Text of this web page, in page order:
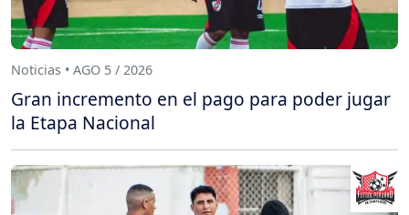
Noticias • AGO 5 / 2026
Gran incremento en el pago para poder jugar
la Etapa Nacional